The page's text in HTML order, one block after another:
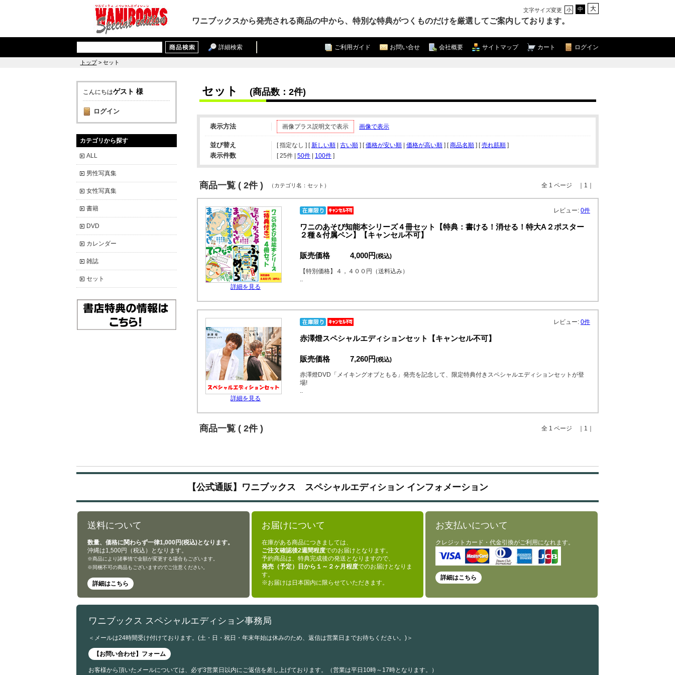
文字サイズ変更 小 中 大
ワニブックスから発売される商品の中から、特別な特典がつくものだけを厳選してご案内しております。
詳細検索 ログイン
カート
サイトマップ
会社概要
お問い合せ
ご利用ガイド
トップ> セット
こんにちはゲスト 様
ログイン
カテゴリから探す
ALL
男性写真集
女性写真集
書籍
DVD
カレンダー
雑誌
セット
セット (商品数：2件)
表示方法 画像プラス説明文で表示 画像で表示
並び替え [ 指定なし ] [新しい順 古い順 ] [価格が安い順 価格が高い順 ] [商品名順 ] [売れ筋順 ]
表示件数 [ 25件 50件 100件 ]
商品一覧 ( 2件 ) 全 1 ページ ｜1｜
（カテゴリ名：セット）
詳細を見る
レビュー: 0件
ワニのあそび知能本シリーズ４冊セット【特典：書ける！消せる！特大A２ポスター
２種＆付属ペン】【キャンセル不可】
販売価格 4,000円(税込)
【特別価格】４，４００円（送料込み）
..
詳細を見る
レビュー: 0件
赤澤燈スペシャルエディションセット【キャンセル不可】
販売価格 7,260円(税込)
赤澤燈DVD「メイキングオブともる」発売を記念して、限定特典付きスペシャルエディションセットが登
場!
..
商品一覧 ( 2件 ) 全 1 ページ ｜1｜
【公式通販】ワニブックス スペシャルエディション インフォメーション
送料について
数量、価格に関わらず一律1,000円(税込)となります。
沖縄は1,500円（税込）となります。
※商品により諸事情で金額が変更する場合もございます。
※同梱不可の商品もございますのでご注意ください。
詳細はこちら
お届けについて
在庫がある商品につきましては、
ご注文確認後2週間程度でのお届けとなります。
予約商品は、特典完成後の発送となりますので、
発売（予定）日から１～２ヶ月程度でのお届けとなりま
す。
※お届けは日本国内に限らせていただきます。
お支払いについて
クレジットカード・代金引換がご利用になれます。
詳細はこちら
ワニブックス スペシャルエディション事務局
＜メールは24時間受け付けております。(土・日・祝日・年末年始は休みのため、返信は営業日までお待ちください。)＞
【お問い合わせ】フォーム
お客様から頂いたメールについては、必ず3営業日以内にご返信を差し上げております。（営業は平日10時～17時となります。）